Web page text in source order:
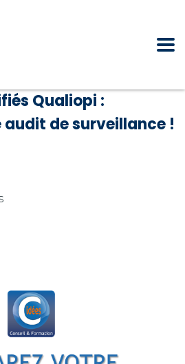
Qualiopi :
de surveillance !